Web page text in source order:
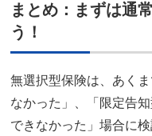
まとめ：まずは通
う！
無選択型保険は、あく
なかった」、「限定告
できなかった」場合に